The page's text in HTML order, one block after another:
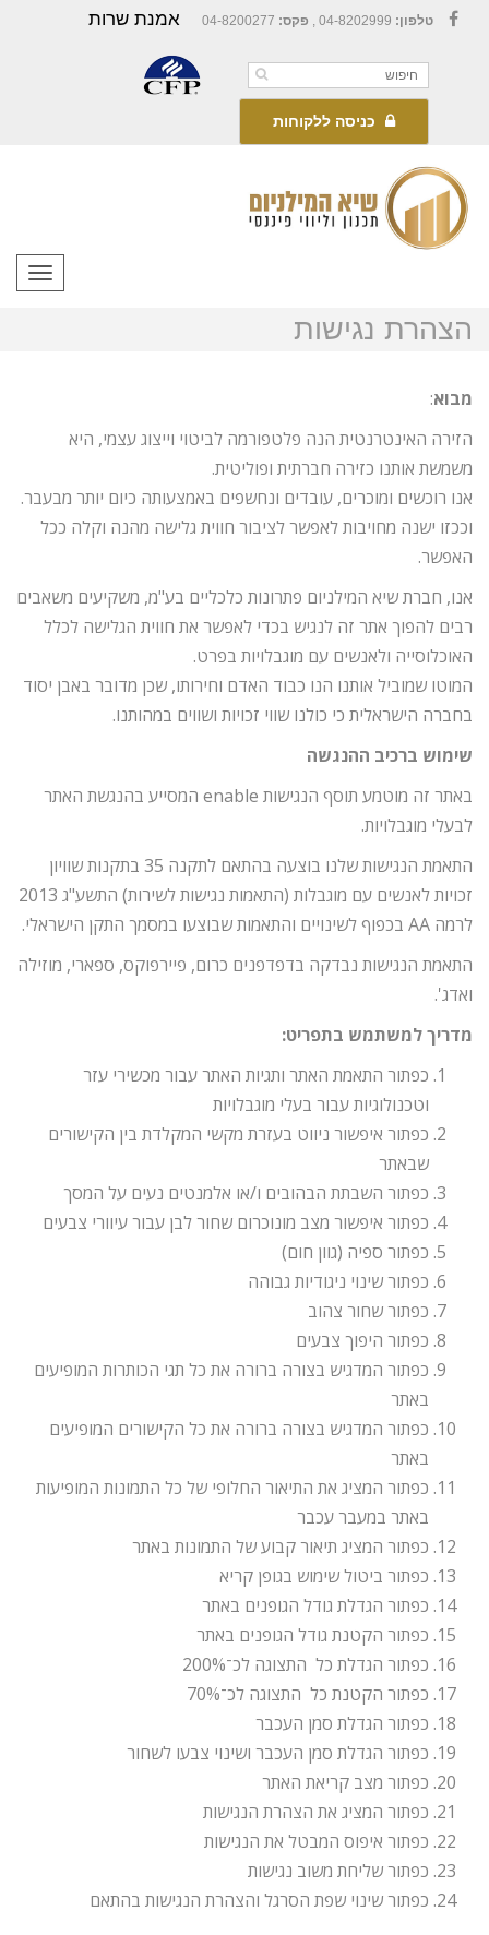
טלפון: פקס: אמנת שרות
כניסה ללקוחות
הצהרת נגישות
מבוא:
הזירה האינטרנטית הנה פלטפורמה לביטוי וייצוג עצמי, היא
משמשת אותנו כזירה חברתית ופוליטית.
אנו רוכשים ומוכרים, עובדים ונחשפים באמצעותה כיום יותר מבעבר.
וככזו ישנה מחויבות לאפשר לציבור חווית גלישה מהנה וקלה ככל
האפשר.
אנו, חברת שיא המילניום פתרונות כלכליים בע"מ, משקיעים משאבים
רבים להפוך אתר זה לנגיש בכדי לאפשר את חווית הגלישה לכלל
האוכלוסייה ולאנשים עם מוגבלויות בפרט.
המוטו שמוביל אותנו הנו כבוד האדם וחירותו, שכן מדובר באבן יסוד
בחברה הישראלית כי כולנו שווי זכויות ושווים במהותנו.
שימוש ברכיב ההנגשה
באתר זה מוטמע תוסף הנגישות enable המסייע בהנגשת האתר
לבעלי מוגבלויות.
התאמת הנגישות שלנו בוצעה בהתאם לתקנה 35 בתקנות שוויון
זכויות לאנשים עם מוגבלות (התאמות נגישות לשירות) התשע"ג 2013
לרמה AA בכפוף לשינויים והתאמות שבוצעו במסמך התקן הישראלי.
התאמת הנגישות נבדקה בדפדפנים כרום, פיירפוקס, ספארי, מוזילה
ואדג'.
מדריך למשתמש בתפריט:
כפתור התאמת האתר ותגיות האתר עבור מכשירי עזר
וטכנולוגיות עבור בעלי מוגבלויות
כפתור איפשור ניווט בעזרת מקשי המקלדת בין הקישורים
שבאתר
כפתור השבתת הבהובים ו/או אלמנטים נעים על המסך
כפתור איפשור מצב מונוכרום שחור לבן עבור עיוורי צבעים
כפתור ספיה (גוון חום)
כפתור שינוי ניגודיות גבוהה
כפתור שחור צהוב
כפתור היפוך צבעים
כפתור המדגיש בצורה ברורה את כל תגי הכותרות המופיעים
באתר
כפתור המדגיש בצורה ברורה את כל הקישורים המופיעים
באתר
כפתור המציג את התיאור החלופי של כל התמונות המופיעות
באתר במעבר עכבר
כפתור המציג תיאור קבוע של התמונות באתר
כפתור ביטול שימוש בגופן קריא
כפתור הגדלת גודל הגופנים באתר
כפתור הקטנת גודל הגופנים באתר
כפתור הגדלת כל התצוגה לכ־200%
כפתור הקטנת כל התצוגה לכ־70%
כפתור הגדלת סמן העכבר
כפתור הגדלת סמן העכבר ושינוי צבעו לשחור
כפתור מצב קריאת האתר
כפתור המציג את הצהרת הנגישות
כפתור איפוס המבטל את הנגישות
כפתור שליחת משוב נגישות
כפתור שינוי שפת הסרגל והצהרת הנגישות בהתאם